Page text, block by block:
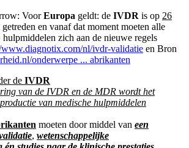
VoorEuropa geldt: de IVDR is op 26
en vanaf dat moment moeten alle
hulpmiddelen zich aan de nieuwe regels
www.diagnotix.com/nl/ivdr-validatie en Bron
onderwerpe ... abrikanten
de IVDR
van de IVDR en de MDR wordt het
van medische hulpmiddelen
moeten door middel van een
, wetenschappelijke